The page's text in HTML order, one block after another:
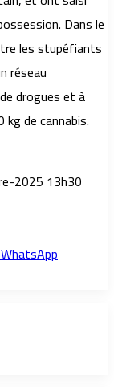
Dans le
les stupéfiants
réseau
drogues et à
de cannabis.
2025 13h30
WhatsApp